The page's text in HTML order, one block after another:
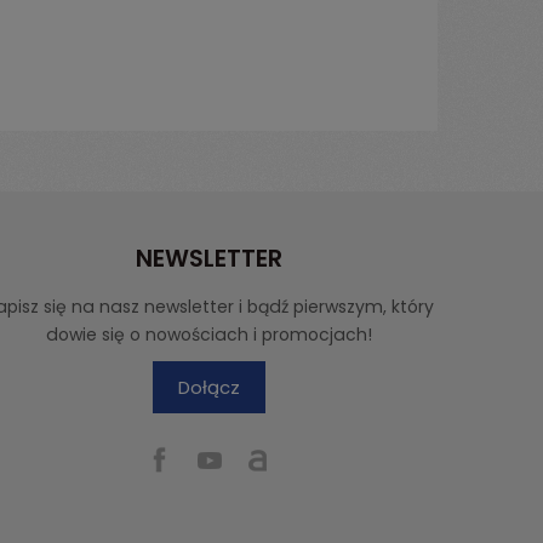
NEWSLETTER
się na nasz newsletter i bądź pierwszym, który
dowie się o nowościach i promocjach!
Dołącz